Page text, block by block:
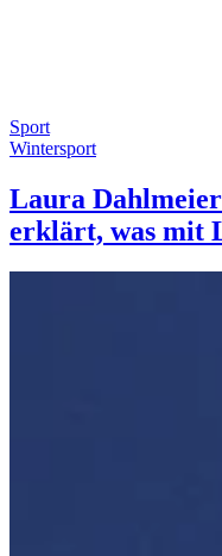
Sport
Wintersport
Laura
erklärt, was mit